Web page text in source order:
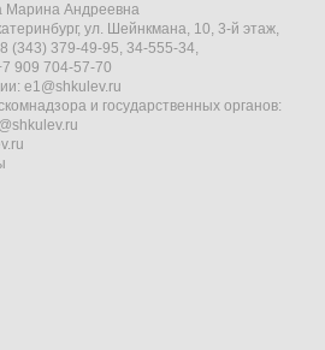
Марина Андреевна
ул. Шейнкмана, 10, 3-й этаж,
(343) 379-49-95, 34-555-34,
909 704-57-70
e1@shkulev.ru
и государственных органов: